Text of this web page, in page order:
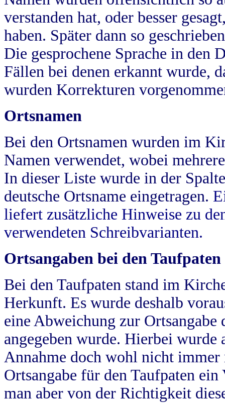
verstanden hat, oder besser
haben. Später dann so
Die gesprochene Sprache in
Fällen bei denen erkannt wurde,
wurden Korrekturen
Ortsnamen
Bei den Ortsnamen wurden im
Namen verwendet, wobei
In dieser Liste wurde in der
deutsche Ortsname eingetragen.
liefert zusätzliche Hinweise zu
verwendeten Schreibvarianten.
Ortsangaben bei den Taufpaten
Bei den Taufpaten stand im
Herkunft. Es wurde deshalb
eine Abweichung zur
angegeben wurde. Hierbei wurde
Annahme doch wohl nicht
Ortsangabe für den Taufpaten
man aber von der Richtigkeit